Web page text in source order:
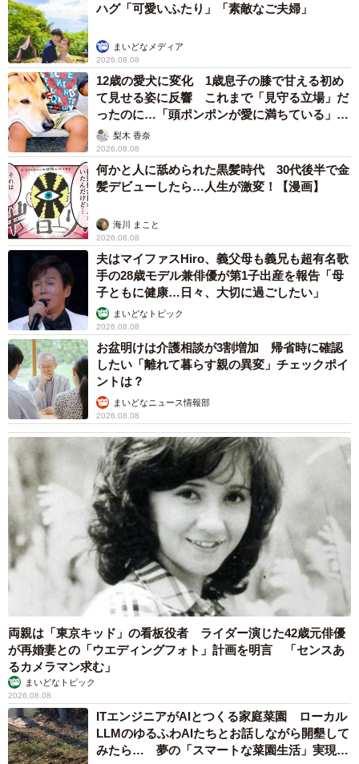
ハグ「可愛いふたり」「素敵なご夫婦」
まいどなメディア
2026.08.08
12歳の愛犬に変化 1歳息子の膝で甘える初め
て見せる姿に反響 これまで「見守る立場」だ
ったのに…「頭ポンポンが愛に満ちている」
「尊…」
梨木 香奈
2026.08.08
何かと人に舐められた黒髪時代 30代後半で金
髪デビューしたら…人生が激変！【漫画】
海川 まこと
2026.08.08
夫はマイファスHiro、義父母も義兄も超有名歌
手の28歳モデル兼俳優が第1子出産を報告「母
子ともに健康…日々、大切に過ごしたい」
まいどなトピック
2026.08.08
お盆明けは介護相談が3割増加 帰省時に確認
したい「離れて暮らす親の異変」チェックポイ
ントは？
まいどなニュース情報部
2026.08.08
両親は「東京キッド」の看板役者 ライダー演じた42歳元俳優
が再婚妻との「ウエディングフォト」計画を明言 「センスあ
るカメラマン求む」
まいどなトピック
2026.08.08
ITエンジニアがAIとつくる家庭菜園 ローカル
LLMのゆるふわAIたちとお話しながら開墾して
みたら… 夢の「スマートな菜園生活」実現な